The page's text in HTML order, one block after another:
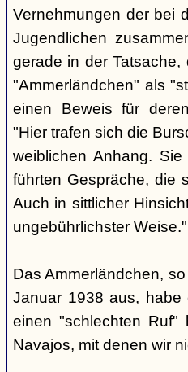
Vernehmungen der bei
Jugendlichen
gerade in der
"Ammerländchen" als
einen Beweis für
"Hier trafen sich die
weiblichen Anhang.
führten Gespräche, die
Auch in sittlicher
ungebührlichster Weise."
Das Ammerländchen,
Januar 1938 aus,
einen "schlechten Ruf"
Navajos, mit denen wir